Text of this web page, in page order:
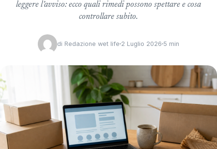
leggere l’avviso: ecco quali rimedi possono spettare e cosa
controllare subito.
di Redazione wet life 2 Luglio 2026 5 min